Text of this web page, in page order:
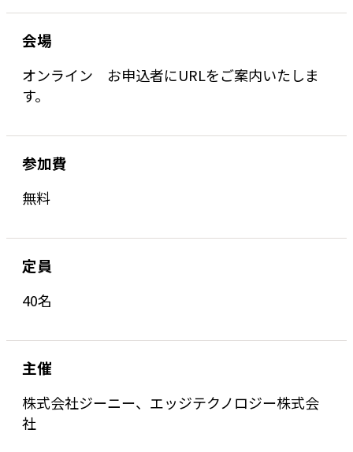
会場
オンライン お申込者にURLをご案内いたしま
す。
参加費
無料
定員
40名
主催
株式会社ジーニー、エッジテクノロジー株式会
社